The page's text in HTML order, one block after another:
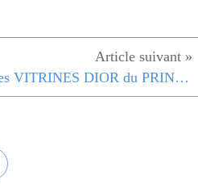
Les VITRINES DIOR du PRINTEMPS - NOEL 2012